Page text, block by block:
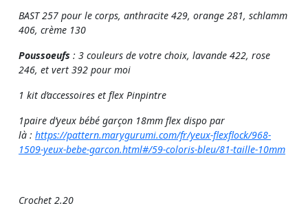
BAST 257 pour le corps, anthracite 429, orange 281, schlamm
406, crème 130
Poussoeufs : 3 couleurs de votre choix, lavande 422, rose
246, et vert 392 pour moi
1 kit d’accessoires et flex Pinpintre
1paire d’yeux bébé garçon 18mm flex dispo par
là : https://pattern.marygurumi.com/fr/yeux-flexflock/968-
1509-yeux-bebe-garcon.html#/59-coloris-bleu/81-taille-10mm
Crochet 2.20